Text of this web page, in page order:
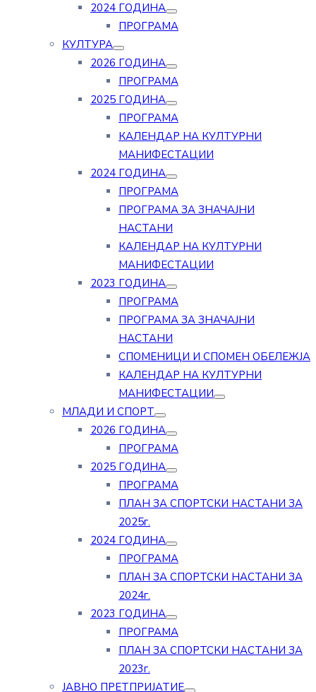
2024 ГОДИНА
ПРОГРАМА
КУЛТУРА
2026 ГОДИНА
ПРОГРАМА
2025 ГОДИНА
ПРОГРАМА
КАЛЕНДАР НА КУЛТУРНИ
МАНИФЕСТАЦИИ
2024 ГОДИНА
ПРОГРАМА
ПРОГРАМА ЗА ЗНАЧАЈНИ
НАСТАНИ
КАЛЕНДАР НА КУЛТУРНИ
МАНИФЕСТАЦИИ
2023 ГОДИНА
ПРОГРАМА
ПРОГРАМА ЗА ЗНАЧАЈНИ
НАСТАНИ
СПОМЕНИЦИ И СПОМЕН ОБЕЛЕЖЈА
КАЛЕНДАР НА КУЛТУРНИ
МАНИФЕСТАЦИИ
МЛАДИ И СПОРТ
2026 ГОДИНА
ПРОГРАМА
2025 ГОДИНА
ПРОГРАМА
ПЛАН ЗА СПОРТСКИ НАСТАНИ ЗА
2025г.
2024 ГОДИНА
ПРОГРАМА
ПЛАН ЗА СПОРТСКИ НАСТАНИ ЗА
2024г.
2023 ГОДИНА
ПРОГРАМА
ПЛАН ЗА СПОРТСКИ НАСТАНИ ЗА
2023г.
ЈАВНО ПРЕТПРИЈАТИЕ